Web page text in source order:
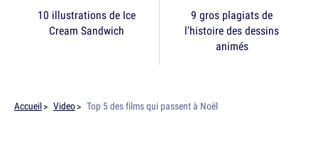
10 illustrations de Ice
Cream Sandwich
9 gros plagiats de
l'histoire des dessins
animés
Accueil Video Top 5 des films qui passent à Noël